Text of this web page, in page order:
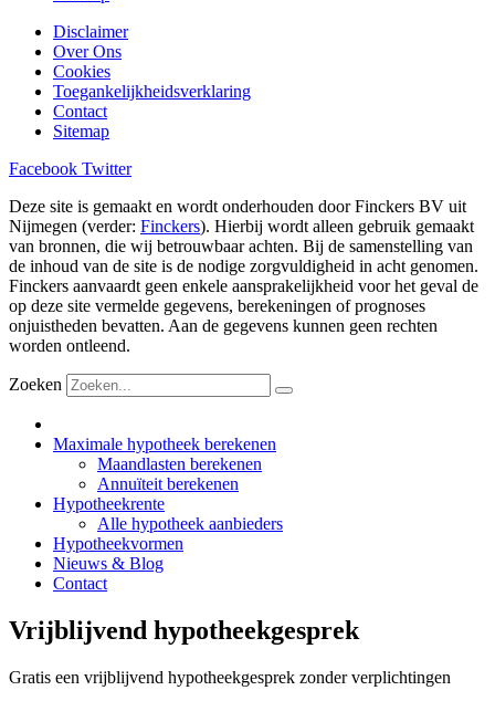
Disclaimer
Over Ons
Cookies
Toegankelijkheidsverklaring
Contact
Sitemap
Facebook Twitter
Deze site is gemaakt en wordt onderhouden door Finckers BV uit
Nijmegen (verder: Finckers). Hierbij wordt alleen gebruik gemaakt
van bronnen, die wij betrouwbaar achten. Bij de samenstelling van
de inhoud van de site is de nodige zorgvuldigheid in acht genomen.
Finckers aanvaardt geen enkele aansprakelijkheid voor het geval de
op deze site vermelde gegevens, berekeningen of prognoses
onjuistheden bevatten. Aan de gegevens kunnen geen rechten
worden ontleend.
Zoeken
Maximale hypotheek berekenen
Maandlasten berekenen
Annuïteit berekenen
Hypotheekrente
Alle hypotheek aanbieders
Hypotheekvormen
Nieuws & Blog
Contact
Vrijblijvend hypotheekgesprek
Gratis een vrijblijvend hypotheekgesprek zonder verplichtingen